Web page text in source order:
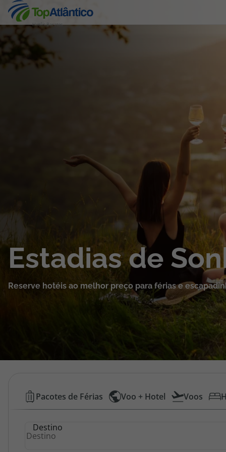
Hotéis Baratos
Destinos
Pacotes de Férias
Cruzeiros
Promoções
Área de Cliente
Estadias de
Reserve hotéis ao melhor preço para férias e
Hotéis
Baratos
Pacotes de Férias Voo + Hotel Voos
Destino